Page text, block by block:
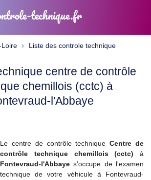
technique.fr
Loire Liste des controle technique
centre de contrôle
chemillois (cctc) à
l'Abbaye
Le centre de contrôle techniqueCentre de
contrôle technique chemillois (cctc) à
Fontevraud-l'Abbaye s’occupe de l'examen
technique de votre véhicule à Fontevraud-